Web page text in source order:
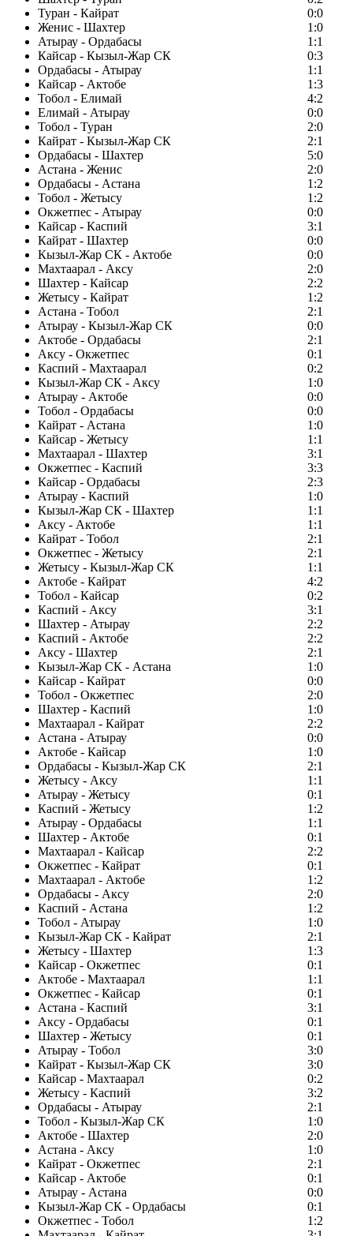
Туран - Кайрат
0:0
Женис - Шахтер
1:0
Атырау - Ордабасы
1:1
Кайсар - Кызыл-Жар СК
0:3
Ордабасы - Атырау
1:1
Кайсар - Актобе
1:3
Тобол - Елимай
4:2
Елимай - Атырау
0:0
Тобол - Туран
2:0
Кайрат - Кызыл-Жар СК
2:1
Ордабасы - Шахтер
5:0
Астана - Женис
2:0
Ордабасы - Астана
1:2
Тобол - Жетысу
1:2
Окжетпес - Атырау
0:0
Кайсар - Каспий
3:1
Кайрат - Шахтер
0:0
Кызыл-Жар СК - Актобе
0:0
Махтаарал - Аксу
2:0
Шахтер - Кайсар
2:2
Жетысу - Кайрат
1:2
Астана - Тобол
2:1
Атырау - Кызыл-Жар СК
0:0
Актобе - Ордабасы
2:1
Аксу - Окжетпес
0:1
Каспий - Махтаарал
0:2
Кызыл-Жар СК - Аксу
1:0
Атырау - Актобе
0:0
Тобол - Ордабасы
0:0
Кайрат - Астана
1:0
Кайсар - Жетысу
1:1
Махтаарал - Шахтер
3:1
Окжетпес - Каспий
3:3
Кайсар - Ордабасы
2:3
Атырау - Каспий
1:0
Кызыл-Жар СК - Шахтер
1:1
Аксу - Актобе
1:1
Кайрат - Тобол
2:1
Окжетпес - Жетысу
2:1
Жетысу - Кызыл-Жар СК
1:1
Актобе - Кайрат
4:2
Тобол - Кайсар
0:2
Каспий - Аксу
3:1
Шахтер - Атырау
2:2
Каспий - Актобе
2:2
Аксу - Шахтер
2:1
Кызыл-Жар СК - Астана
1:0
Кайсар - Кайрат
0:0
Тобол - Окжетпес
2:0
Шахтер - Каспий
1:0
Махтаарал - Кайрат
2:2
Астана - Атырау
0:0
Актобе - Кайсар
1:0
Ордабасы - Кызыл-Жар СК
2:1
Жетысу - Аксу
1:1
Атырау - Жетысу
0:1
Каспий - Жетысу
1:2
Атырау - Ордабасы
1:1
Шахтер - Актобе
0:1
Махтаарал - Кайсар
2:2
Окжетпес - Кайрат
0:1
Махтаарал - Актобе
1:2
Ордабасы - Аксу
2:0
Каспий - Астана
1:2
Тобол - Атырау
1:0
Кызыл-Жар СК - Кайрат
2:1
Жетысу - Шахтер
1:3
Кайсар - Окжетпес
0:1
Актобе - Махтаарал
1:1
Окжетпес - Кайсар
0:1
Астана - Каспий
3:1
Аксу - Ордабасы
0:1
Шахтер - Жетысу
0:1
Атырау - Тобол
3:0
Кайрат - Кызыл-Жар СК
3:0
Кайсар - Махтаарал
0:2
Жетысу - Каспий
3:2
Ордабасы - Атырау
2:1
Тобол - Кызыл-Жар СК
1:0
Актобе - Шахтер
2:0
Астана - Аксу
1:0
Кайрат - Окжетпес
2:1
Кайсар - Актобе
0:1
Атырау - Астана
0:0
Кызыл-Жар СК - Ордабасы
0:1
Окжетпес - Тобол
1:2